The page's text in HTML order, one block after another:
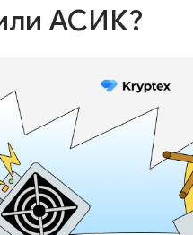
АСИК?